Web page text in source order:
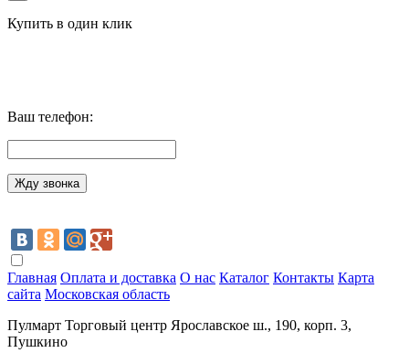
Купить в один клик
Ваш телефон:
Главная Оплата и доставка О нас Каталог Контакты Карта
сайта Московская область
Пулмарт Торговый центр Ярославское ш., 190, корп. 3,
Пушкино